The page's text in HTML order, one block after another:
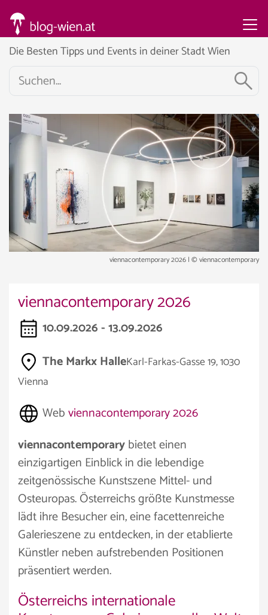
Die Besten Tipps und Events in deiner Stadt Wien
viennacontemporary 2026 | © viennacontemporary
viennacontemporary 2026
10.09.2026 - 13.09.2026
The Markx HalleKarl-Farkas-Gasse 19, 1030
Vienna
Webviennacontemporary 2026
viennacontemporarybietet einen
einzigartigen Einblick in die lebendige
zeitgenössische Kunstszene Mittel- und
Osteuropas. Österreichs größte Kunstmesse
lädt ihre Besucher ein, eine facettenreiche
Galerieszene zu entdecken, in der etablierte
Künstler neben aufstrebenden Positionen
präsentiert werden.
Österreichs internationale